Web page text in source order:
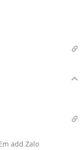
add Zalo